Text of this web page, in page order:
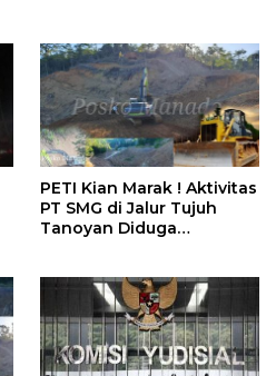
PETI Kian Marak ! Aktivitas
PT SMG di Jalur Tujuh
Tanoyan Diduga